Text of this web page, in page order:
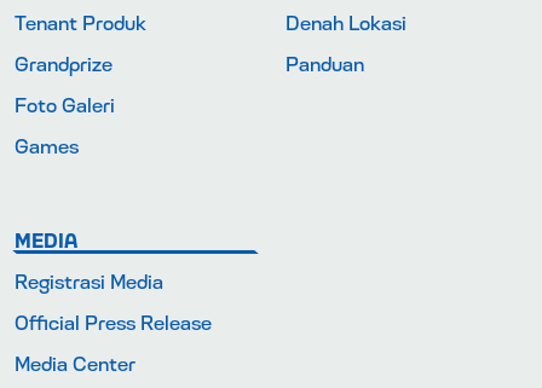
Tenant Produk
Grandprize
Foto Galeri
Games
Denah Lokasi
Panduan
MEDIA
Registrasi Media
Official Press Release
Media Center